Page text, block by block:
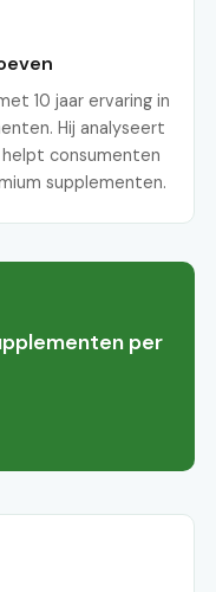
10 jaar ervaring in
Hij analyseert
consumenten
supplementen.
per